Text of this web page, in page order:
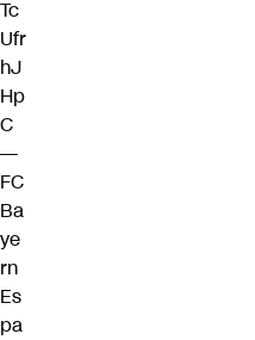
Tc
Ufr
hJ
Hp
C
—
FC
Ba
ye
rn
Es
pa